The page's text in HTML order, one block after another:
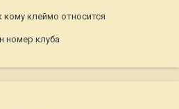
кому клеймо относится
номер клуба